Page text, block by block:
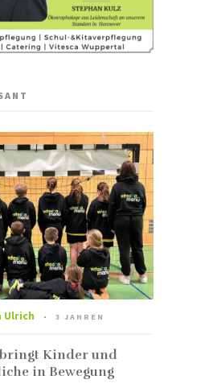
Ulrich 3 JAHREN
Kinder und
in Bewegung